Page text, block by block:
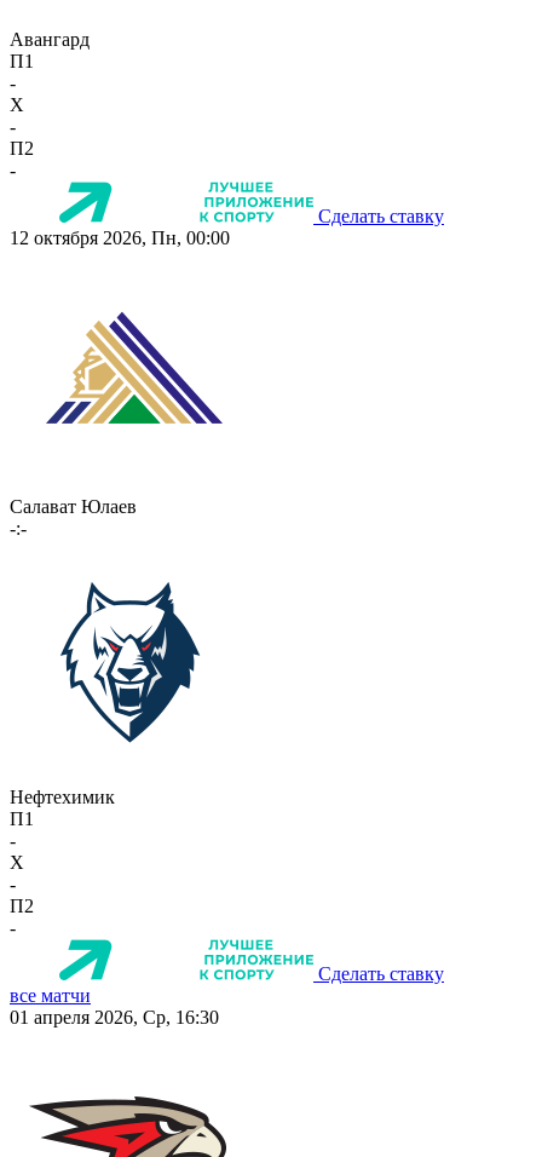
Авангард
П1
-
X
-
П2
-
Сделать ставку
12 октября 2026, Пн, 00:00
Салават Юлаев
-:-
Нефтехимик
П1
-
X
-
П2
-
Сделать ставку
все матчи
01 апреля 2026, Ср, 16:30